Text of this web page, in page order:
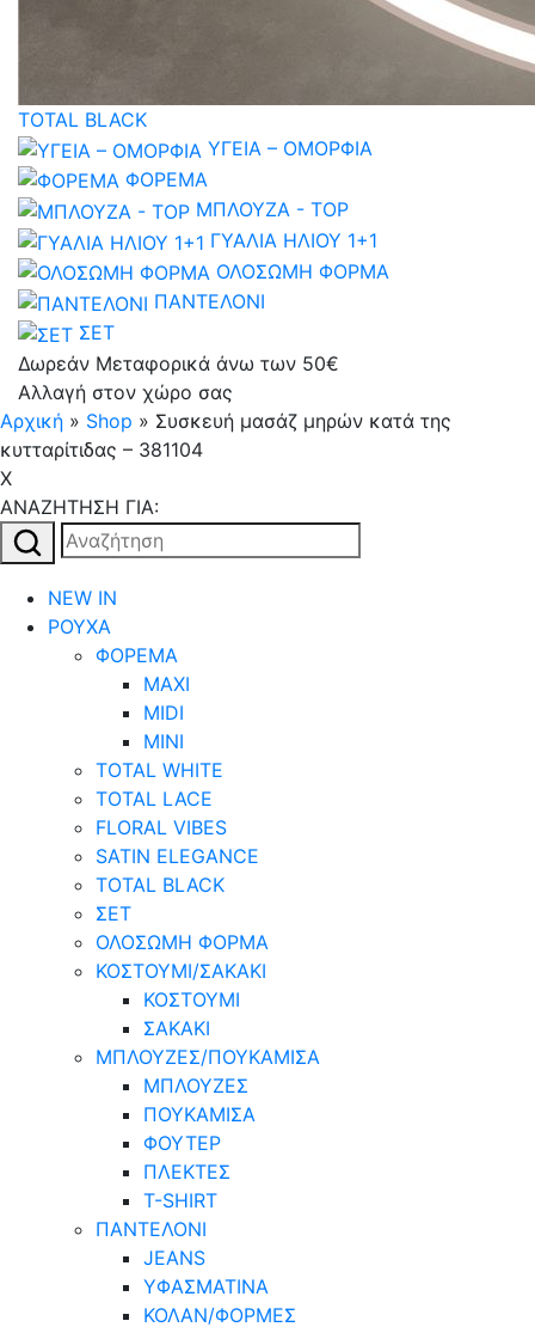
TOTAL BLACK
ΥΓΕΙΑ – ΟΜΟΡΦΙΑ
ΦΟΡΕΜΑ
ΜΠΛΟΥΖΑ - TOP
ΓΥΑΛΙΑ ΗΛΙΟΥ 1+1
ΟΛΟΣΩΜΗ ΦΟΡΜΑ
ΠΑΝΤΕΛΟΝΙ
ΣΕΤ
Δωρεάν Μεταφορικά άνω των 50€
Αλλαγή στον χώρο σας
Αρχική » Shop » Συσκευή μασάζ μηρών κατά της
κυτταρίτιδας – 381104
X
AΝΑΖΗΤΗΣΗ ΓΙΑ:
Αναζήτηση
για:
NEW IN
ΡΟΥΧΑ
ΦΟΡΕΜΑ
MAXI
MIDI
MINI
TOTAL WHITE
TOTAL LACE
FLORAL VIBES
SATIN ELEGANCE
TOTAL BLACK
ΣΕΤ
ΟΛΟΣΩΜΗ ΦΟΡΜΑ
ΚΟΣΤΟΥΜΙ/ΣΑΚΑΚΙ
ΚΟΣΤΟΥΜΙ
ΣΑΚΑΚΙ
ΜΠΛΟΥΖΕΣ/ΠΟΥΚΑΜΙΣΑ
ΜΠΛΟΥΖΕΣ
ΠΟΥΚΑΜΙΣΑ
ΦΟΥΤΕΡ
ΠΛΕΚΤΕΣ
T-SHIRT
ΠΑΝΤΕΛΟΝΙ
JEANS
ΥΦΑΣΜΑΤΙΝΑ
ΚΟΛΑΝ/ΦΟΡΜΕΣ